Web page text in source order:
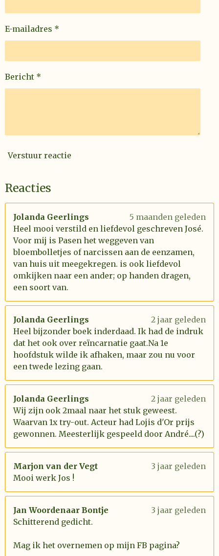
E-mailadres *
Bericht *
Verstuur reactie
Reacties
Jolanda Geerlings
5 maanden geleden
Heel mooi verstild en liefdevol geschreven José.
Voor mij is Pasen het weggeven van
bloembolletjes of narcissen aan de eenzamen,
van huis uit meegekregen. is ook liefdevol
omkijken naar een ander; op handen dragen,
een soort van.
Jolanda Geerlings
2 jaar geleden
Heel bijzonder boek inderdaad. Ik had de indruk
dat het ook over reïncarnatie gaat.Na 1e
hoofdstuk wilde ik afhaken, maar zou nu voor
een twede lezing gaan.
Jolanda Geerlings
2 jaar geleden
Wij zijn ook 2maal naar het stuk geweest.
Waarvan 1x try-out. Acteur had Lojis d'Or prijs
gewonnen. Meesterlijk gespeeld door André....(?)
Marjon van der Vegt
3 jaar geleden
Mooi werk Jos !
Jan Woordenaar Bontje
3 jaar geleden
Schitterend gedicht.
Mag ik het overnemen op mijn FB pagina?